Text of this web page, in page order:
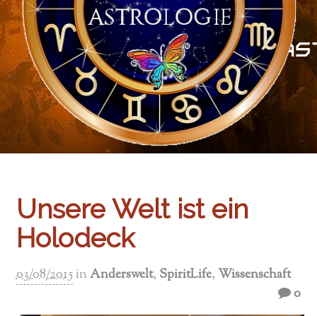
Unsere Welt ist ein
Holodeck
03/08/2015 inAnderswelt, SpiritLife,Wissenschaft
0